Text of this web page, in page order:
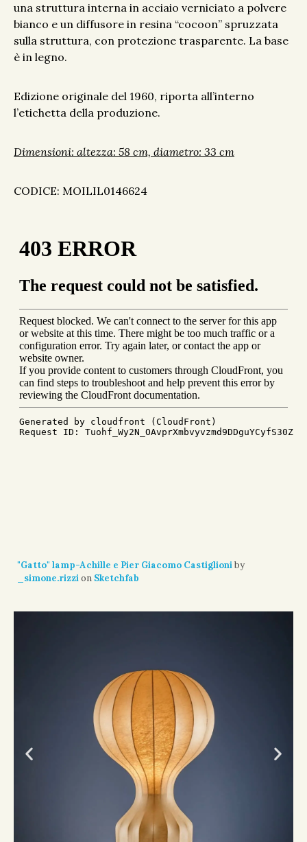
una struttura interna in acciaio verniciato a polvere
bianco e un diffusore in resina “cocoon” spruzzata
sulla struttura, con protezione trasparente. La base
è in legno.
Edizione originale del 1960, riporta all’interno
l’etichetta della produzione.
Dimensioni: altezza: 58 cm, diametro: 33 cm
CODICE: MOILIL0146624
"Gatto" lamp-Achille e Pier Giacomo Castiglioniby
_simone.rizzion Sketchfab